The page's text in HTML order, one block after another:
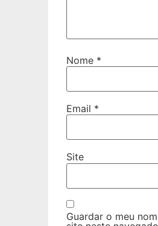
Nome *
Email *
Site
Guardar o meu